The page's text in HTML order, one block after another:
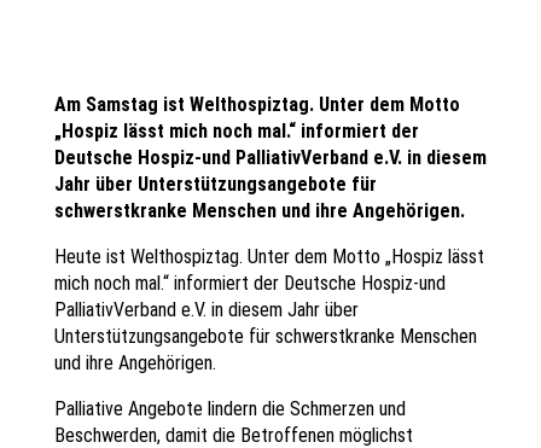
Am Samstag ist Welthospiztag. Unter dem Motto
„Hospiz lässt mich noch mal.“ informiert der
Deutsche Hospiz-und PalliativVerband e.V. in diesem
Jahr über Unterstützungsangebote für
schwerstkranke Menschen und ihre Angehörigen.
Heute ist Welthospiztag. Unter dem Motto „Hospiz lässt
mich noch mal.“ informiert der Deutsche Hospiz-und
PalliativVerband e.V. in diesem Jahr über
Unterstützungsangebote für schwerstkranke Menschen
und ihre Angehörigen.
Palliative Angebote lindern die Schmerzen und
Beschwerden, damit die Betroffenen möglichst